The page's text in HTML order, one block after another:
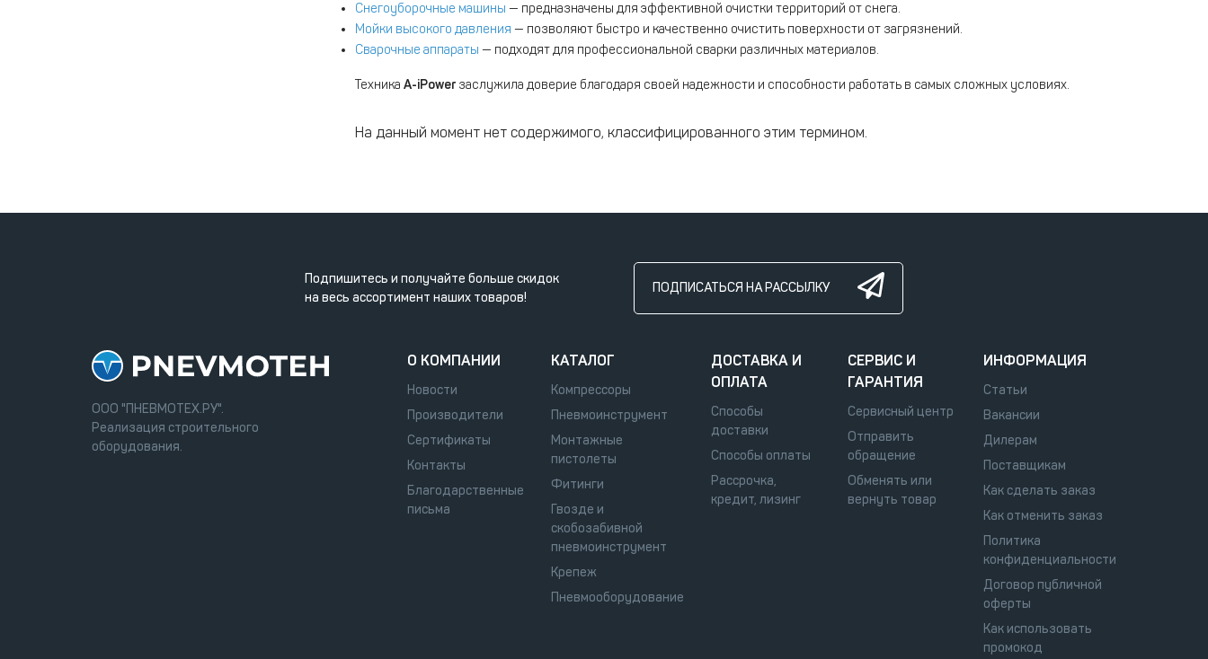
Снегоуборочные машины — предназначены для эффективной очистки территорий от снега.
Мойки высокого давления — позволяют быстро и качественно очистить поверхности от загрязнений.
Сварочные аппараты — подходят для профессиональной сварки различных материалов.
Техника A-iPowerзаслужила доверие благодаря своей надежности и способности работать в самых сложных условиях.
На данный момент нет содержимого, классифицированного этим термином.
Подпишитесь и получайте больше скидок
на весь ассортимент наших товаров!
ПОДПИСАТЬСЯ НА РАССЫЛКУ
ООО "ПНЕВМОТЕХ.РУ".
Реализация строительного
оборудования.
О КОМПАНИИ
Новости
Производители
Сертификаты
Контакты
Благодарственные
письма
КАТАЛОГ
Компрессоры
Пневмоинструмент
Монтажные
пистолеты
Фитинги
Гвозде и
скобозабивной
пневмоинструмент
Крепеж
Пневмооборудование
ДОСТАВКА И
ОПЛАТА
Способы
доставки
Способы оплаты
Рассрочка,
кредит, лизинг
СЕРВИС И
ГАРАНТИЯ
Сервисный центр
Отправить
обращение
Обменять или
вернуть товар
ИНФОРМАЦИЯ
Статьи
Вакансии
Дилерам
Поставщикам
Как сделать заказ
Как отменить заказ
Политика
конфиденциальности
Договор публичной
оферты
Как использовать
промокод